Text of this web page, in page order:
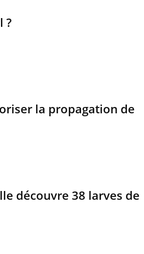
?
la propagation de
découvre 38 larves de
même alopécie… Les symptômes de la